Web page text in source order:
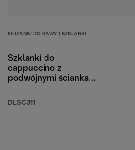
FILIŻANKI DO KAWY I SZKLANKI
Szklanki do
cappuccino z
podwójnymi ściankami,
DLSC311